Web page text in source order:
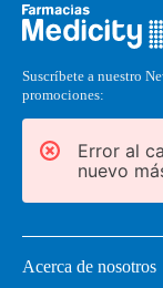
Suscríbete a nuestro
promociones:
Error al
nuevo
Acerca de nosotros